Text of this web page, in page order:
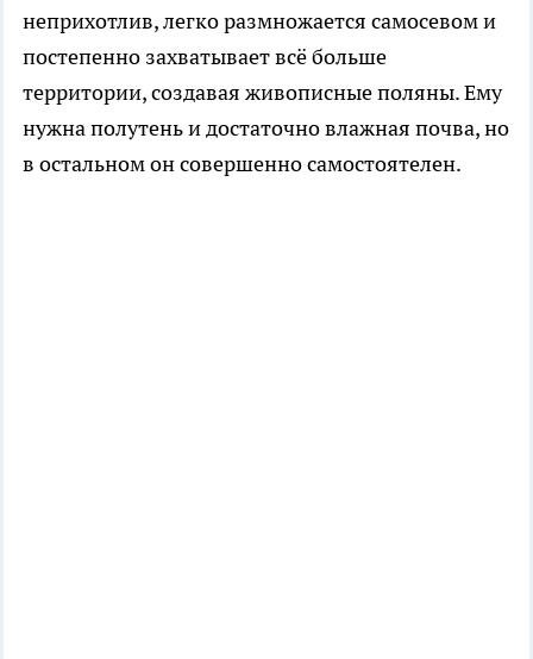
неприхотлив, легко размножается самосевом и
постепенно захватывает всё больше
территории, создавая живописные поляны. Ему
нужна полутень и достаточно влажная почва, но
в остальном он совершенно самостоятелен.